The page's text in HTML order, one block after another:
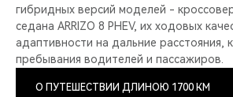
гибридных версий моделей -
седана ARRIZO 8 PHEV, их ходовых
адаптивности на дальние расстояния,
пребывания водителей и пассажиров.
О ПУТЕШЕСТВИИ ДЛИНОЮ 1700 КМ